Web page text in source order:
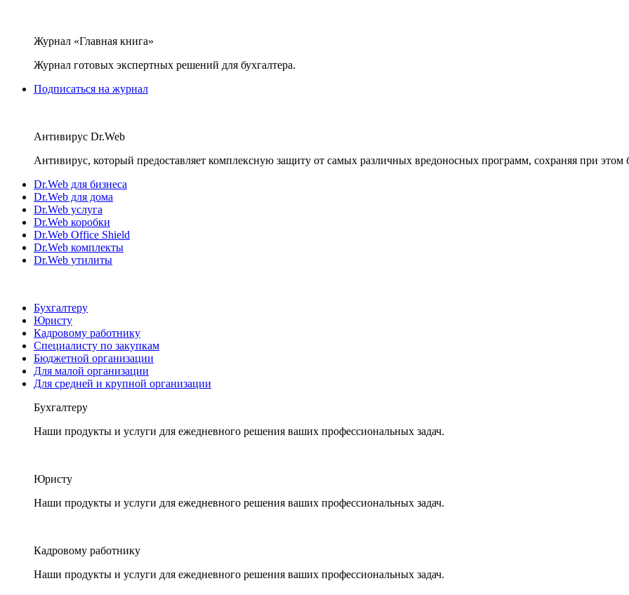
Журнал «Главная книга»
Журнал готовых экспертных решений для бухгалтера.
Подписаться на журнал
Антивирус Dr.Web
Антивирус, который предоставляет комплексную защиту от самых различных вредоносных программ, сохраняя при этом
Dr.Web для бизнеса
Dr.Web для дома
Dr.Web услуга
Dr.Web коробки
Dr.Web Office Shield
Dr.Web комплекты
Dr.Web утилиты
Бухгалтеру
Юристу
Кадровому работнику
Специалисту по закупкам
Бюджетной организации
Для малой организации
Для средней и крупной организации
Бухгалтеру
Наши продукты и услуги для ежедневного решения ваших профессиональных задач.
Юристу
Наши продукты и услуги для ежедневного решения ваших профессиональных задач.
Кадровому работнику
Наши продукты и услуги для ежедневного решения ваших профессиональных задач.